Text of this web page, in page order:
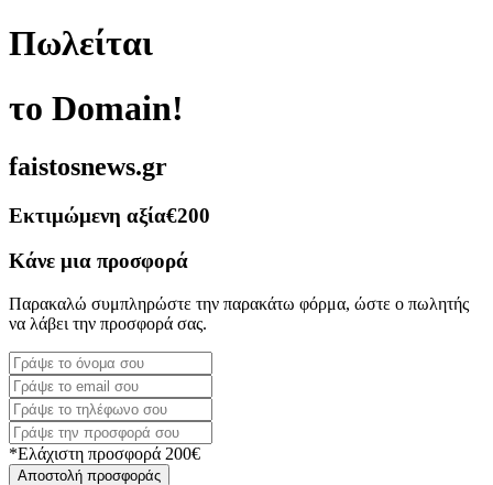
Πωλείται
το Domain!
faistosnews.gr
Εκτιμώμενη αξία€200
Κάνε μια προσφορά
Παρακαλώ συμπληρώστε την παρακάτω φόρμα, ώστε ο πωλητής
να λάβει την προσφορά σας.
*Ελάχιστη προσφορά 200€
Αποστολή προσφοράς